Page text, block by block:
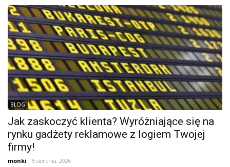
BLOG
Jak zaskoczyć klienta? Wyróżniające się na
rynku gadżety reklamowe z logiem Twojej
firmy!
monki - 5 sierpnia, 2026